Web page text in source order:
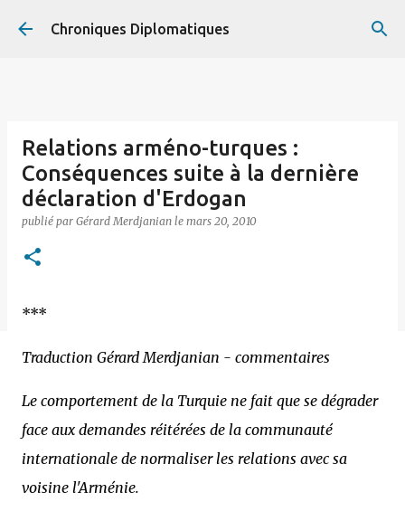
Accéder au contenu principal
Chroniques Diplomatiques
Relations arméno-turques :
Conséquences suite à la dernière
déclaration d'Erdogan
publié par Gérard Merdjanian le mars 20, 2010
***
Traduction Gérard Merdjanian - commentaires
Le comportement de la Turquie ne fait que se dégrader
face aux demandes réitérées de la communauté
internationale de normaliser les relations avec sa
voisine l'Arménie.